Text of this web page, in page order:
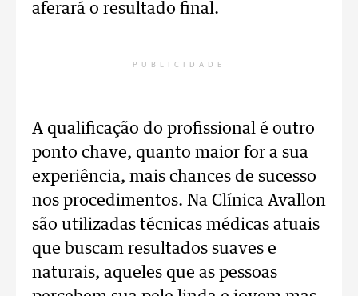
aferará o resultado final.
PUBLICIDADE
A qualificação do profissional é outro
ponto chave, quanto maior for a sua
experiência, mais chances de sucesso
nos procedimentos. Na Clínica Avallon
são utilizadas técnicas médicas atuais
que buscam resultados suaves e
naturais, aqueles que as pessoas